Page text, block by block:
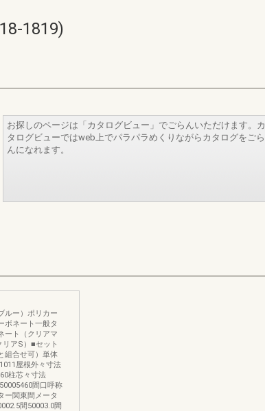
1819)
お探しのページは「カタログビュー」でごらんいただけます。カ
タログビューではweb上でパラパラめくりながらカタログをごら
んになれます。
ルー）ポリカー
ボネート一般タ
ート（クリアマ
アS）■セット
組合せ可）単体
屋根外々寸法
柱芯々寸法
間口呼称
ー関東間メータ
間50003.0間